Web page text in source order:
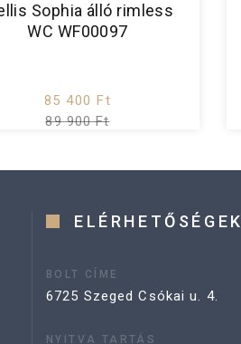
Sophia álló rimless
WC WF00097
85 400 Ft
89 900 Ft
ELÉRHETŐSÉGEK
BOLT CÍME
6725 Szeged Csókai u. 4.
NYITVA TARTÁS